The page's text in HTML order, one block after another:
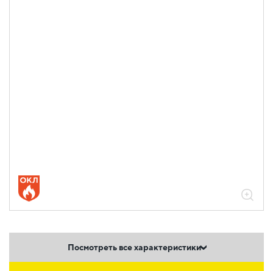
Посмотреть все характеристики